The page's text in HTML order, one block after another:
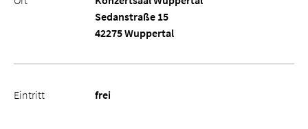
Sedanstraße 15
42275 Wuppertal
Eintritt frei